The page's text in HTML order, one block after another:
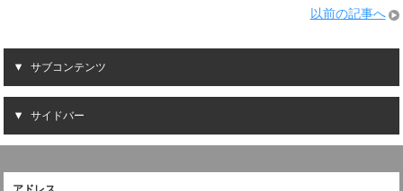
以前の記事へ
サブコンテンツ
サイドバー